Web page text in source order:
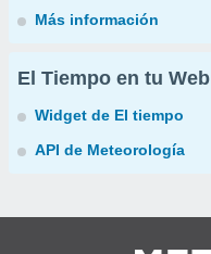
Más información
El Tiempo en tu Web
Widget de El tiempo
API de Meteorología